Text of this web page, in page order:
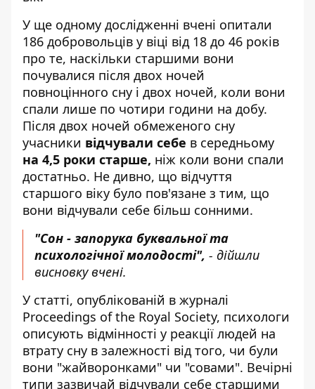
У ще одному дослідженні вчені опитали
186 добровольців у віці від 18 до 46 років
про те, наскільки старшими вони
почувалися після двох ночей
повноцінного сну і двох ночей, коли вони
спали лише по чотири години на добу.
Після двох ночей обмеженого сну
учасники відчували себе в середньому
на 4,5 роки старше, ніж коли вони спали
достатньо. Не дивно, що відчуття
старшого віку було пов'язане з тим, що
вони відчували себе більш сонними.
"Сон - запорука буквальної та
психологічної молодості", - дійшли
висновку вчені.
У статті, опублікованій в журналі
Proceedings of the Royal Society, психологи
описують відмінності у реакції людей на
втрату сну в залежності від того, чи були
вони "жайворонками" чи "совами". Вечірні
типи зазвичай відчували себе старшими